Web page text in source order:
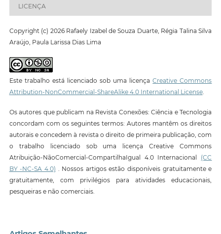
LICENÇA
Copyright (c) 2026 Rafaely Izabel de Souza Duarte, Régia Talina Silva
Araújo, Paula Larissa Dias Lima
Este trabalho está licenciado sob uma licençaCreative Commons
Attribution-NonCommercial-ShareAlike 4.0 International License.
Os autores que publicam na Revista Conexões: Ciência e Tecnologia
concordam com os seguintes termos: Autores mantêm os direitos
autorais e concedem à revista o direito de primeira publicação, com
o trabalho licenciado sob uma licença Creative Commons
Atribuição-NãoComercial-CompartilhaIgual 4.0 Internacional (CC
BY -NC-SA 4.0) . Nossos artigos estão disponíveis gratuitamente e
gratuitamente, com privilégios para atividades educacionais,
pesqueiras e não comerciais.